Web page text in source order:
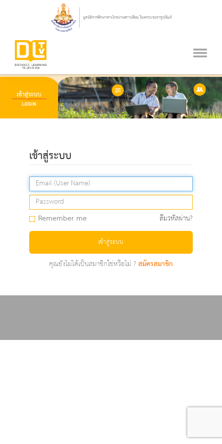
เข้าสู่ระบบ
Remember me ลืมรหัสผ่าน?
เข้าสู่ระบบ
คุณยังไม่ได้เป็นสมาชิกใช่หรือไม่ ?สมัครสมาชิก